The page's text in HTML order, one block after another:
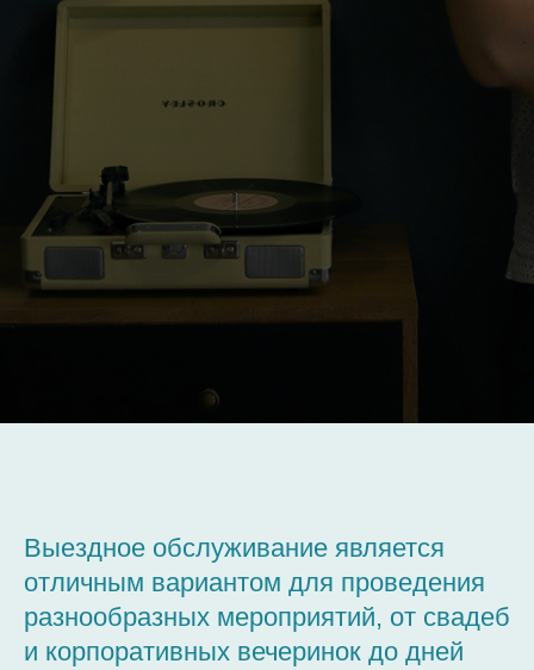
Выездное обслуживание является
отличным вариантом для проведения
разнообразных мероприятий, от свадеб
и корпоративных вечеринок до дней